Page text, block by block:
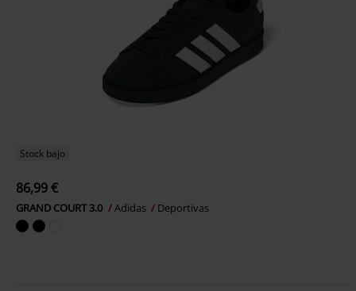
Stock bajo
86,99 €
GRAND COURT 3.0 Adidas Deportivas